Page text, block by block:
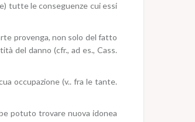
tutte le conseguenze cui essi
provenga, non solo del fatto
del danno (cfr., ad es., Cass.
occupazione (v.. fra le tante.
potuto trovare nuova idonea